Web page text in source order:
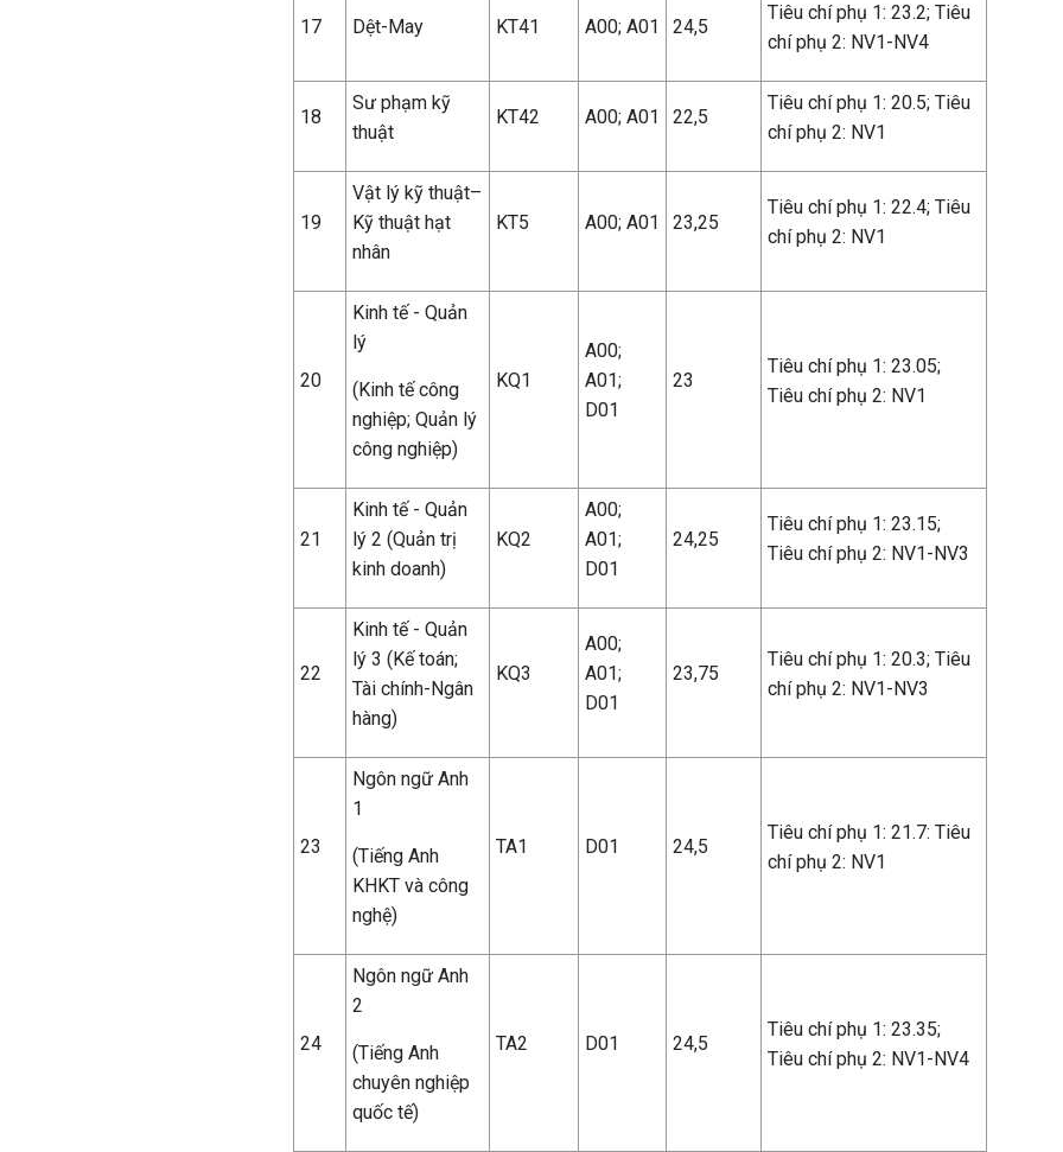
17 Dệt-May KT41 A00; A01 24,5
Tiêu chí phụ 1: 23.2; Tiêu
chí phụ 2: NV1-NV4
18
Sư phạm kỹ
thuật
KT42 A00; A01 22,5
Tiêu chí phụ 1: 20.5; Tiêu
chí phụ 2: NV1
19
Vật lý kỹ thuật–
Kỹ thuật hạt
nhân
KT5 A00; A01 23,25
Tiêu chí phụ 1: 22.4; Tiêu
chí phụ 2: NV1
20
Kinh tế - Quản
lý
(Kinh tế công
nghiệp; Quản lý
công nghiệp)
KQ1
A00;
A01;
D01
23
Tiêu chí phụ 1: 23.05;
Tiêu chí phụ 2: NV1
21
Kinh tế - Quản
lý 2 (Quản trị
kinh doanh)
KQ2
A00;
A01;
D01
24,25
Tiêu chí phụ 1: 23.15;
Tiêu chí phụ 2: NV1-NV3
22
Kinh tế - Quản
lý 3 (Kế toán;
Tài chính-Ngân
hàng)
KQ3
A00;
A01;
D01
23,75
Tiêu chí phụ 1: 20.3; Tiêu
chí phụ 2: NV1-NV3
23
Ngôn ngữ Anh
1
(Tiếng Anh
KHKT và công
nghệ)
TA1 D01 24,5
Tiêu chí phụ 1: 21.7: Tiêu
chí phụ 2: NV1
24
Ngôn ngữ Anh
2
(Tiếng Anh
chuyên nghiệp
quốc tế)
TA2 D01 24,5
Tiêu chí phụ 1: 23.35;
Tiêu chí phụ 2: NV1-NV4